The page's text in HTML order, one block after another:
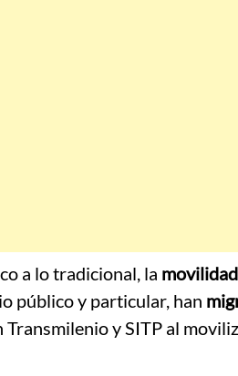
a lo tradicional, la
público y particular, han
Transmilenio y SITP al